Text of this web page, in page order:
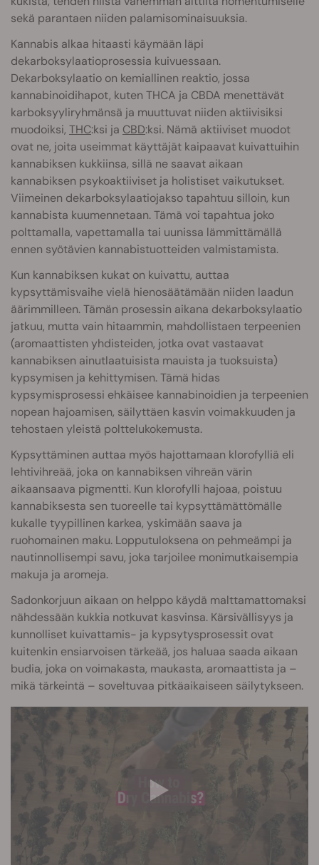
sekä parantaen niiden palamisominaisuuksia.
Kannabis alkaa hitaasti käymään läpi
dekarboksylaatioprosessia kuivuessaan.
Dekarboksylaatio on kemiallinen reaktio, jossa
kannabinoidihapot, kuten THCA ja CBDA menettävät
karboksyyliryhmänsä ja muuttuvat niiden aktiivisiksi
muodoiksi, THC:ksi ja CBD:ksi. Nämä aktiiviset muodot
ovat ne, joita useimmat käyttäjät kaipaavat kuivattuihin
kannabiksen kukkiinsa, sillä ne saavat aikaan
kannabiksen psykoaktiiviset ja holistiset vaikutukset.
Viimeinen dekarboksylaatiojakso tapahtuu silloin, kun
kannabista kuumennetaan. Tämä voi tapahtua joko
polttamalla, vapettamalla tai uunissa lämmittämällä
ennen syötävien kannabistuotteiden valmistamista.
Kun kannabiksen kukat on kuivattu, auttaa
kypsyttämisvaihe vielä hienosäätämään niiden laadun
äärimmilleen. Tämän prosessin aikana dekarboksylaatio
jatkuu, mutta vain hitaammin, mahdollistaen terpeenien
(aromaattisten yhdisteiden, jotka ovat vastaavat
kannabiksen ainutlaatuisista mauista ja tuoksuista)
kypsymisen ja kehittymisen. Tämä hidas
kypsymisprosessi ehkäisee kannabinoidien ja terpeenien
nopean hajoamisen, säilyttäen kasvin voimakkuuden ja
tehostaen yleistä polttelukokemusta.
Kypsyttäminen auttaa myös hajottamaan klorofylliä eli
lehtivihreää, joka on kannabiksen vihreän värin
aikaansaava pigmentti. Kun klorofylli hajoaa, poistuu
kannabiksesta sen tuoreelle tai kypsyttämättömälle
kukalle tyypillinen karkea, yskimään saava ja
ruohomainen maku. Lopputuloksena on pehmeämpi ja
nautinnollisempi savu, joka tarjoilee monimutkaisempia
makuja ja aromeja.
Sadonkorjuun aikaan on helppo käydä malttamattomaksi
nähdessään kukkia notkuvat kasvinsa. Kärsivällisyys ja
kunnolliset kuivattamis- ja kypsytysprosessit ovat
kuitenkin ensiarvoisen tärkeää, jos haluaa saada aikaan
budia, joka on voimakasta, maukasta, aromaattista ja –
mikä tärkeintä – soveltuvaa pitkäaikaiseen säilytykseen.